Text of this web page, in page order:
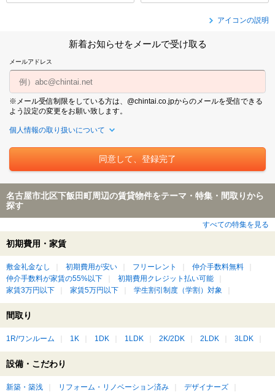
アイコンの説明
新着お知らせをメールで受け取る
メールアドレス
※メール受信制限をしている方は、@chintai.co.jpからのメールを受信できる
よう設定の変更をお願い致します。
個人情報の取り扱いについて
名古屋市北区下飯田町周辺の賃貸物件をテーマ・特集・間取りから
探す
すべての特集を見る
初期費用・家賃
敷金礼金なし 初期費用が安い フリーレント
仲介手数料無料
仲介手数料が家賃の55%以下
初期費用クレジット払い可能
家賃3万円以下
家賃5万円以下 学生割引制度（学割）対象
間取り
1R/ワンルーム 1K 1DK 1LDK 2K/2DK 2LDK 3LDK
設備・こだわり
新築・築浅 リフォーム・リノベーション済み
デザイナーズ